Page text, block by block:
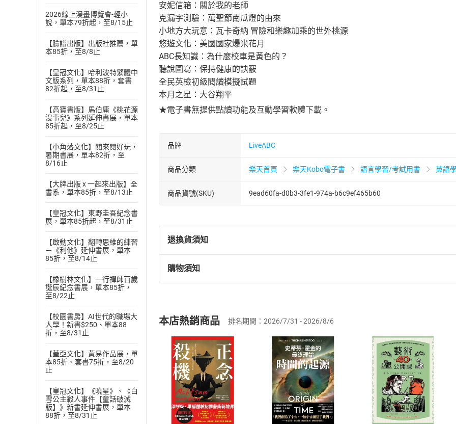
2026線上漫畫博覽會-輕小
說，單本79折起，至8/15止
【臉譜出版】出版社推薦，單
本85折，至8/8止
【皇冠文化】哈利波特繁體中
文版系列，單本88折，套書
82折起，至8/31止
【高寶書版】馬伯庸《桃花源
沒事兒》系列延伸書展，單本
85折起，至8/25止
【小角落文化】閱來閱好玩，
暑期書展，單本82折，至
8/16止
【大牌出版 x 一起來出版】全
書系，單本85折，至8/13止
【皇冠文化】東野圭吾紀念書
展，單本85折起，至8/31止
【啟動文化】翻轉思維的練習
－《利他》延伸書展，單本
85折，至8/14止
【橡樹林文化】一行禪師百歲
誕辰紀念書展，單本85折，
至8/22止
【校園書房】AI世代的職場大
人學！新書$250、單本88
折，至8/31止
【蓋亞文化】黃易作品展，單
本85折、套書75折，至8/20
止
【皇冠文化】《曉星》、《白
雪公主殺人事件【童話破滅
版】》新書延伸書展，單本
88折，至8/31止
安妮信箱：關於我的老師
克漏字測驗：萬聖節南瓜燈的由來
小地方大玩意：瓦卡奇納 冒險和樂趣加乘的世外桃源
悠遊文化：美國國家爆米花月
ABC長知識：為什麼校車是黃色的？
聽說圖寫：保持健康的訣竅
全民英檢初級閱讀模擬試題
本月之星：大谷翔平
★電子書無提供點讀功能及互動學習軟體下載。
品牌 LiveABC
商品分類 樂天首頁 樂天Kobo電子書 語言學習/考試用書 英語
商品貨號(SKU) 9ead60fa-d0b3-3fe1-974a-b6c9ef465b60
退換貨須知
退換貨規定：
(一)依消費者保護法第19條第1項後段暨通訊交易解除權合理例外情事適用
(二)消費者訂購本店鋪之商品即代表知悉本店鋪所銷售之商品為電子書，
且已下載/存取電子書，不得請求退貨退款。
退貨方式：您欲取消訂單或辦理退貨時，請登入樂天市場，並於「我的訂單
貨」，本店鋪將依您的申請進行審核，待審核通過後將為您辦理退款事宜。
請注意，樂天市場須以整筆訂單為單位進行取消/退貨，恕無法以單支商品取
購物須知
挑選商品
Choose
放入購物車
Shopping cart
登入帳號
Login
購書後，如何開始使用？
Step1.選擇閱讀載具 Step2.登入
本店熱銷商品 排名期間：2026/7/31 - 2026/8/6